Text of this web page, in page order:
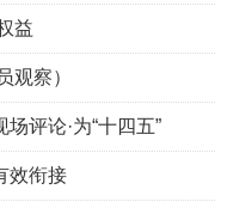
益
观察）
评论·为“十四五”
效衔接